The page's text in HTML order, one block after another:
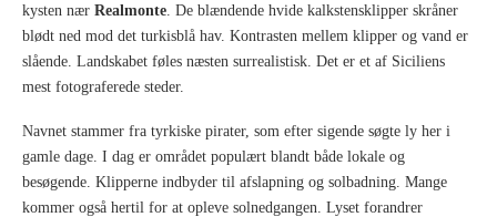
kysten nær Realmonte . De blændende hvide kalkstensklipper skråner
blødt ned mod det turkisblå hav. Kontrasten mellem klipper og vand er
slående. Landskabet føles næsten surrealistisk. Det er et af Siciliens
mest fotograferede steder.
Navnet stammer fra tyrkiske pirater, som efter sigende søgte ly her i
gamle dage. I dag er området populært blandt både lokale og
besøgende. Klipperne indbyder til afslapning og solbadning. Mange
kommer også hertil for at opleve solnedgangen. Lyset forandrer